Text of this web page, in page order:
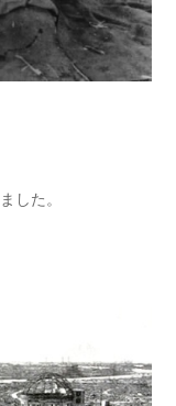
した。